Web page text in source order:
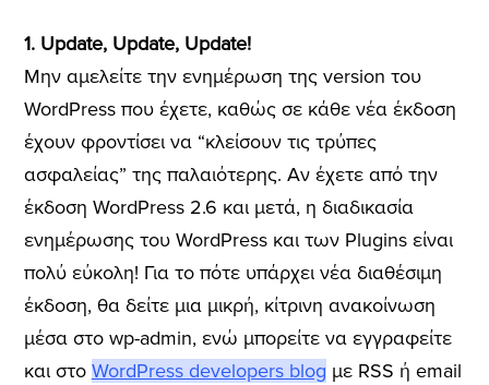
1. Update, Update, Update!
Μην αμελείτε την ενημέρωση της version του
WordPress που έχετε, καθώς σε κάθε νέα έκδοση
έχουν φροντίσει να “κλείσουν τις τρύπες
ασφαλείας” της παλαιότερης. Αν έχετε από την
έκδοση WordPress 2.6 και μετά, η διαδικασία
ενημέρωσης του WordPress και των Plugins είναι
πολύ εύκολη! Για τo πότε υπάρχει νέα διαθέσιμη
έκδοση, θα δείτε μια μικρή, κίτρινη ανακοίνωση
μέσα στο wp-admin, ενώ μπορείτε να εγγραφείτε
και στο WordPress developers blog με RSS ή email